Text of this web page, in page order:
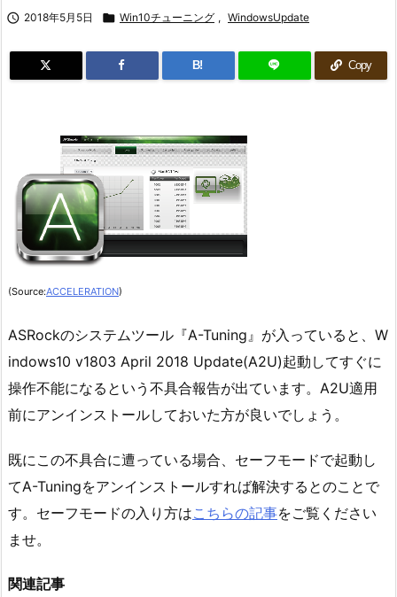
 2018年5月5日  Win10チューニング , WindowsUpdate
B! Copy
(Source:ACCELERATION)
ASRockのシステムツール『A-Tuning』が入っていると、W
indows10 v1803 April 2018 Update(A2U)起動してすぐに
操作不能になるという不具合報告が出ています。A2U適用
前にアンインストールしておいた方が良いでしょう。
既にこの不具合に遭っている場合、セーフモードで起動し
てA-Tuningをアンインストールすれば解決するとのことで
す。セーフモードの入り方はこちらの記事をご覧ください
ませ。
関連記事